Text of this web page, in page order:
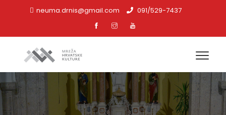
neuma.drnis@gmail.com 091/529-7437